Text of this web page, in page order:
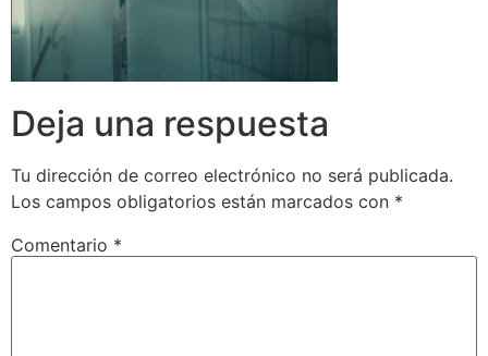
Deja una respuesta
Tu dirección de correo electrónico no será publicada.
Los campos obligatorios están marcados con *
Comentario *